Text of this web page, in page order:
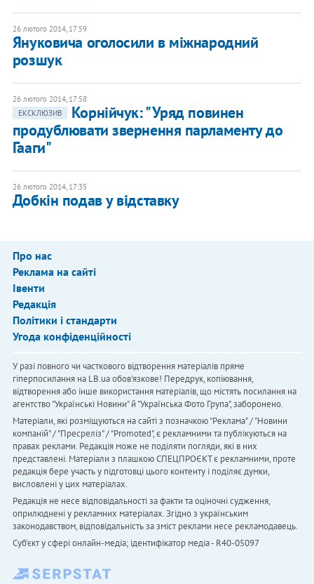
26 лютого 2014, 17:59
Януковича оголосили в міжнародний
розшук
26 лютого 2014, 17:58
ЕКСКЛЮЗИВ
Корнійчук: "Уряд повинен
продублювати звернення парламенту до
Гааги"
26 лютого 2014, 17:35
Добкін подав у відставку
Про нас
Реклама на сайті
Івенти
Редакція
Політики і стандарти
Угода конфіденційності
У разі повного чи часткового відтворення матеріалів пряме
гіперпосилання на LB.ua обов'язкове! Передрук, копіювання,
відтворення або інше використання матеріалів, що містять посилання на
агентство "Українськi Новини" й "Українська Фото Група", заборонено.
Матеріали, які розміщуються на сайті з позначкою "Реклама" / "Новини
компаній" / "Пресреліз" / "Promoted", є рекламними та публікуються на
правах реклами. Редакція може не поділяти погляди, які в них
представлені. Матеріали з плашкою СПЕЦПРОЄКТ є рекламними, проте
редакція бере участь у підготовці цього контенту і поділяє думки,
висловлені у цих матеріалах.
Редакція не несе відповідальності за факти та оціночні судження,
оприлюднені у рекламних матеріалах. Згідно з українським
законодавством, відповідальність за зміст реклами несе рекламодавець.
Cуб'єкт у сфері онлайн-медіа; ідентифікатор медіа - R40-05097